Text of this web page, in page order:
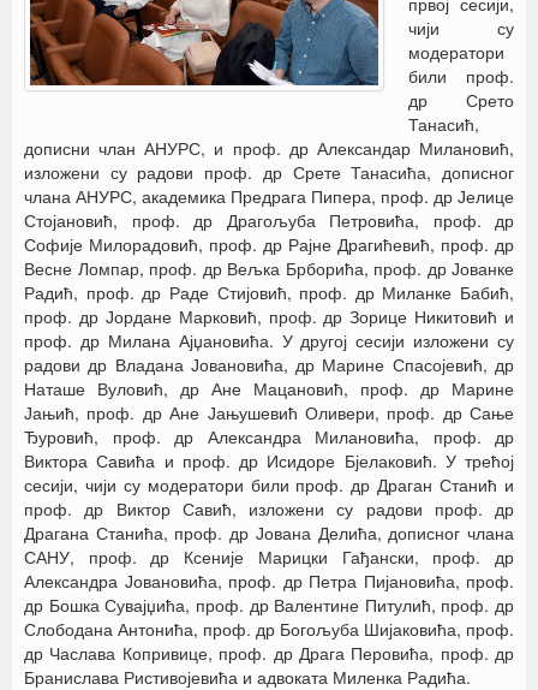
чији су
модератори
били проф.
др Срето
Танасић,
дописни члан АНУРС, и проф. др Александар Милановић,
изложени су радови проф. др Срете Танасића, дописног
члана АНУРС, академика Предрага Пипера, проф. др Јелице
Стојановић, проф. др Драгољуба Петровића, проф. др
Софије Милорадовић, проф. др Рајне Драгићевић, проф. др
Весне Ломпар, проф. др Вељка Брборића, проф. др Јованке
Радић, проф. др Раде Стијовић, проф. др Миланке Бабић,
проф. др Јордане Марковић, проф. др Зорице Никитовић и
проф. др Милана Ајџановића. У другој сесији изложени су
радови др Владана Јовановића, др Марине Спасојевић, др
Наташе Вуловић, др Ане Мацановић, проф. др Марине
Јањић, проф. др Ане Јањушевић Оливери, проф. др Сање
Ђуровић, проф. др Александра Милановића, проф. др
Виктора Савића и проф. др Исидоре Бјелаковић. У трећој
сесији, чији су модератори били проф. др Драган Станић и
проф. др Виктор Савић, изложени су радови проф. др
Драгана Станића, проф. др Јована Делића, дописног члана
САНУ, проф. др Ксеније Марицки Гађански, проф. др
Александра Јовановића, проф. др Петра Пијановића, проф.
др Бошка Сувајџића, проф. др Валентине Питулић, проф. др
Слободана Антонића, проф. др Богољуба Шијаковића, проф.
др Часлава Копривице, проф. др Драга Перовића, проф. др
Бранислава Ристивојевића и адвоката Миленка Радића.